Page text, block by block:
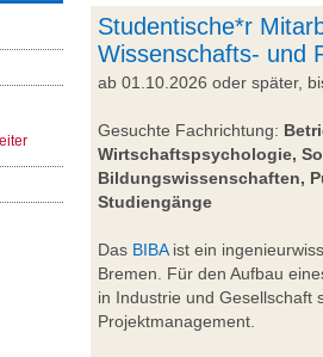
Studentische*r
Wissenschafts- und
ab 01.10.2026 oder später,
Gesuchte Fachrichtung:
Wirtschaftspsychologie,
Bildungswissenschaften,
Studiengänge
Das BIBAist ein
Bremen. Für den Aufbau
in Industrie und Gesellschaft
Projektmanagement.